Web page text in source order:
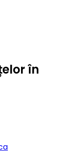
în